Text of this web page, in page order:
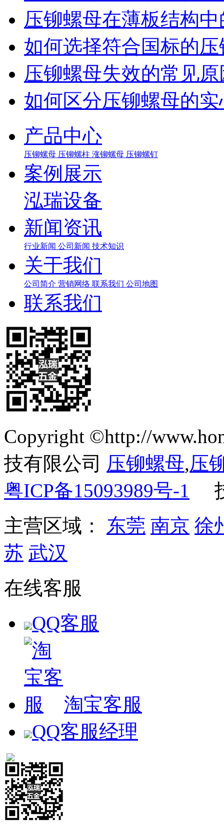
压铆螺母在薄板结构
如何选择符合国标的
压铆螺母失效的常见
如何区分压铆螺母的
产品中心
压铆螺母 压铆螺柱 涨铆螺母 压铆螺钉
案例展示
泓瑞设备
新闻资讯
行业新闻 公司新闻 技术知识
关于我们
公司简介 营销网络 联系我们 公司地图
联系我们
Copyright ©http://
技有限公司 压铆螺母,压
粤ICP备15093989号-1
主营区域： 东莞 南京 徐
苏 武汉
在线客服
QQ客服
淘宝客服
QQ客服经理